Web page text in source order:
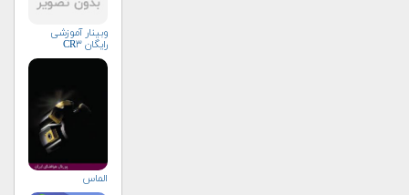
وبینار آموزشی
رایگان CR۳
الماس